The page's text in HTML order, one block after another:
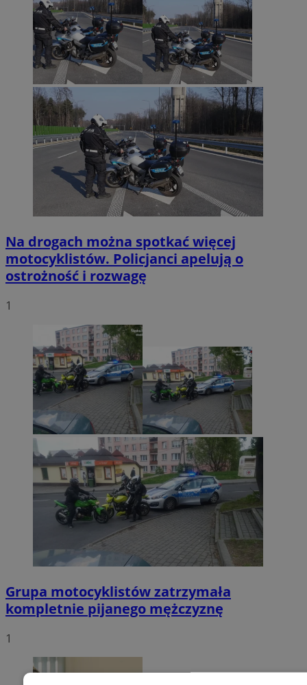
Na drogach można spotkać więcej
motocyklistów. Policjanci apelują o
ostrożność i rozwagę
1
Grupa motocyklistów zatrzymała
kompletnie pijanego mężczyznę
1